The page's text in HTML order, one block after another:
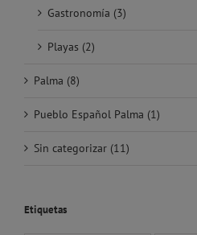
Gastronomía (3)
Playas (2)
Palma (8)
Pueblo Español Palma (1)
Sin categorizar (11)
Etiquetas